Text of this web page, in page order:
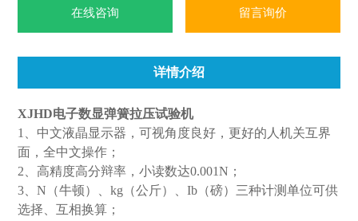
在线咨询 留言询价
详情介绍
XJHD电子数显弹簧拉压试验机
1
、中文液晶显示器，可视角度良好，更好的人机关互界
面，全中文操作；
2 、高精度高分辩率，小读数达0.001N ；
3 、N （牛顿）、kg（公斤）、Ib（磅）三种计测单位可供
选择、互相换算；